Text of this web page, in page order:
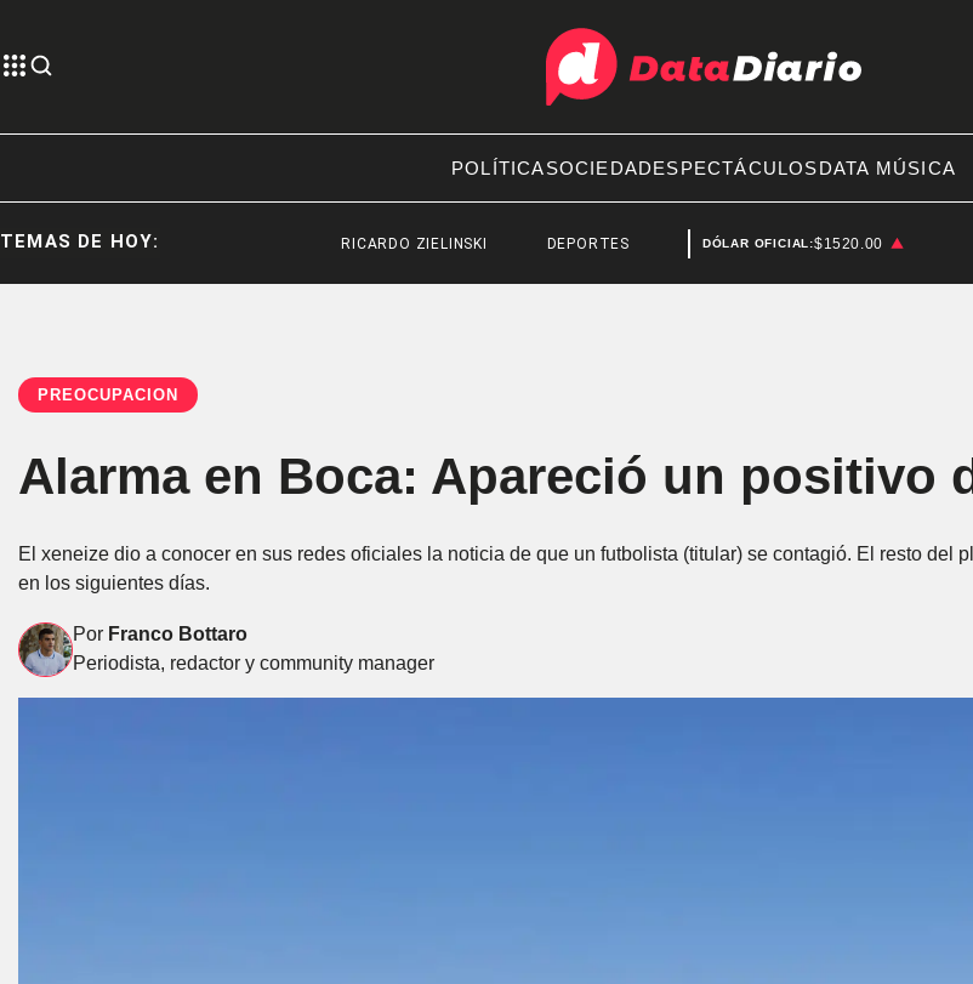
POLÍTICASOCIEDADESPECTÁCULOSDATA MÚSICA
TEMAS DE HOY: RICARDO ZIELINSKI DEPORTES DEPORTESDÓLAR OFICIAL:$1520.00
PREOCUPACIÓN
Alarma en Boca: Apareció un positivo
El xeneize dio a conocer en sus redes oficiales la noticia de que un futbolista (titular) se contagió. El resto del
en los siguientes días.
Por Franco Bottaro
Periodista, redactor y community manager